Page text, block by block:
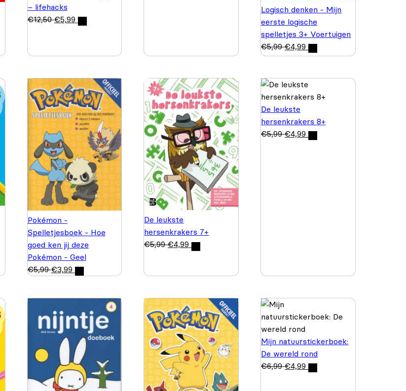
– lifehacks
€12,50 €5,99
Logisch denken - Mijn
eerste logische
spelletjes 3+ Voertuigen
€5,99 €4,99
Pokémon -
Spelletjesboek - Hoe
goed ken jij deze
Pokémon - Geel
€5,99 €3,99
De leukste
hersenkrakers 7+
€5,99 €4,99
De leukste
hersenkrakers 8+
€5,99 €4,99
Mijn natuurstickerboek:
De wereld rond
€6,99 €4,99